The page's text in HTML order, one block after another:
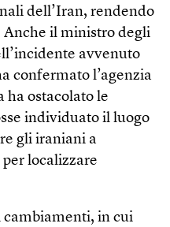
dell’Iran, rendendo
Anche il ministro degli
avvenuto
confermato l’agenzia
ha ostacolato le
individuato il luogo
gli iraniani a
localizzare
cambiamenti, in cui